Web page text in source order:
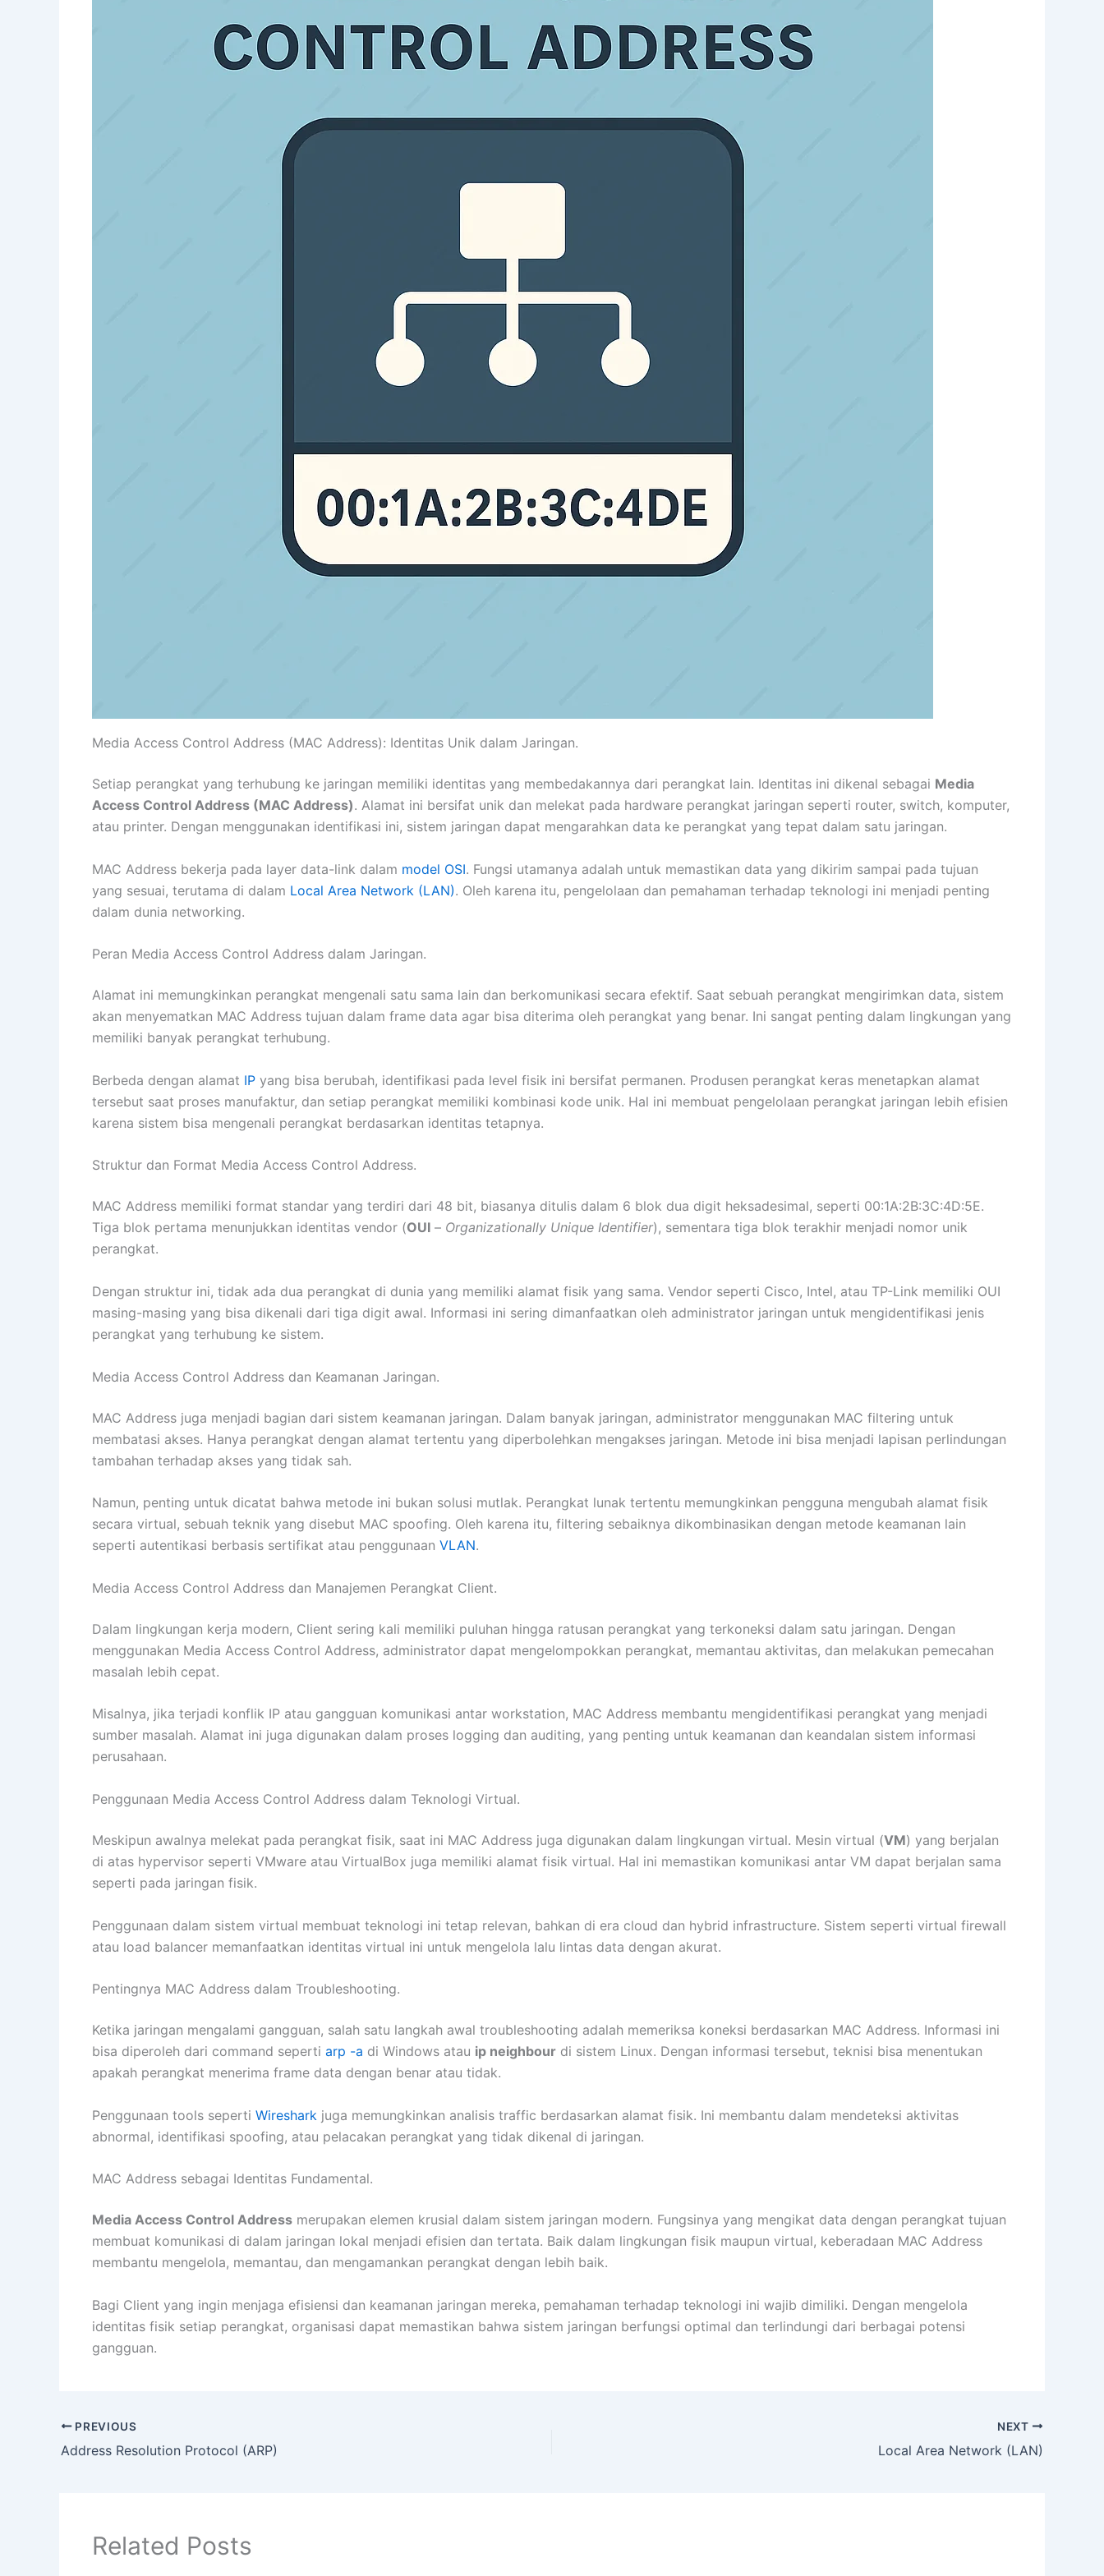
Media Access Control Address (MAC Address): Identitas Unik dalam Jaringan.
Setiap perangkat yang terhubung ke jaringan memiliki identitas yang membedakannya dari perangkat lain. Identitas ini dikenal sebagai Media
Access Control Address (MAC Address). Alamat ini bersifat unik dan melekat pada hardware perangkat jaringan seperti router, switch, komputer,
atau printer. Dengan menggunakan identifikasi ini, sistem jaringan dapat mengarahkan data ke perangkat yang tepat dalam satu jaringan.
MAC Address bekerja pada layer data-link dalam model OSI. Fungsi utamanya adalah untuk memastikan data yang dikirim sampai pada tujuan
yang sesuai, terutama di dalam Local Area Network (LAN). Oleh karena itu, pengelolaan dan pemahaman terhadap teknologi ini menjadi penting
dalam dunia networking.
Peran Media Access Control Address dalam Jaringan.
Alamat ini memungkinkan perangkat mengenali satu sama lain dan berkomunikasi secara efektif. Saat sebuah perangkat mengirimkan data, sistem
akan menyematkan MAC Address tujuan dalam frame data agar bisa diterima oleh perangkat yang benar. Ini sangat penting dalam lingkungan yang
memiliki banyak perangkat terhubung.
Berbeda dengan alamat IP yang bisa berubah, identifikasi pada level fisik ini bersifat permanen. Produsen perangkat keras menetapkan alamat
tersebut saat proses manufaktur, dan setiap perangkat memiliki kombinasi kode unik. Hal ini membuat pengelolaan perangkat jaringan lebih efisien
karena sistem bisa mengenali perangkat berdasarkan identitas tetapnya.
Struktur dan Format Media Access Control Address.
MAC Address memiliki format standar yang terdiri dari 48 bit, biasanya ditulis dalam 6 blok dua digit heksadesimal, seperti 00:1A:2B:3C:4D:5E.
Tiga blok pertama menunjukkan identitas vendor (OUI – Organizationally Unique Identifier), sementara tiga blok terakhir menjadi nomor unik
perangkat.
Dengan struktur ini, tidak ada dua perangkat di dunia yang memiliki alamat fisik yang sama. Vendor seperti Cisco, Intel, atau TP-Link memiliki OUI
masing-masing yang bisa dikenali dari tiga digit awal. Informasi ini sering dimanfaatkan oleh administrator jaringan untuk mengidentifikasi jenis
perangkat yang terhubung ke sistem.
Media Access Control Address dan Keamanan Jaringan.
MAC Address juga menjadi bagian dari sistem keamanan jaringan. Dalam banyak jaringan, administrator menggunakan MAC filtering untuk
membatasi akses. Hanya perangkat dengan alamat tertentu yang diperbolehkan mengakses jaringan. Metode ini bisa menjadi lapisan perlindungan
tambahan terhadap akses yang tidak sah.
Namun, penting untuk dicatat bahwa metode ini bukan solusi mutlak. Perangkat lunak tertentu memungkinkan pengguna mengubah alamat fisik
secara virtual, sebuah teknik yang disebut MAC spoofing. Oleh karena itu, filtering sebaiknya dikombinasikan dengan metode keamanan lain
seperti autentikasi berbasis sertifikat atau penggunaan VLAN.
Media Access Control Address dan Manajemen Perangkat Client.
Dalam lingkungan kerja modern, Client sering kali memiliki puluhan hingga ratusan perangkat yang terkoneksi dalam satu jaringan. Dengan
menggunakan Media Access Control Address, administrator dapat mengelompokkan perangkat, memantau aktivitas, dan melakukan pemecahan
masalah lebih cepat.
Misalnya, jika terjadi konflik IP atau gangguan komunikasi antar workstation, MAC Address membantu mengidentifikasi perangkat yang menjadi
sumber masalah. Alamat ini juga digunakan dalam proses logging dan auditing, yang penting untuk keamanan dan keandalan sistem informasi
perusahaan.
Penggunaan Media Access Control Address dalam Teknologi Virtual.
Meskipun awalnya melekat pada perangkat fisik, saat ini MAC Address juga digunakan dalam lingkungan virtual. Mesin virtual (VM) yang berjalan
di atas hypervisor seperti VMware atau VirtualBox juga memiliki alamat fisik virtual. Hal ini memastikan komunikasi antar VM dapat berjalan sama
seperti pada jaringan fisik.
Penggunaan dalam sistem virtual membuat teknologi ini tetap relevan, bahkan di era cloud dan hybrid infrastructure. Sistem seperti virtual firewall
atau load balancer memanfaatkan identitas virtual ini untuk mengelola lalu lintas data dengan akurat.
Pentingnya MAC Address dalam Troubleshooting.
Ketika jaringan mengalami gangguan, salah satu langkah awal troubleshooting adalah memeriksa koneksi berdasarkan MAC Address. Informasi ini
bisa diperoleh dari command seperti arp -a di Windows atau ip neighbour di sistem Linux. Dengan informasi tersebut, teknisi bisa menentukan
apakah perangkat menerima frame data dengan benar atau tidak.
Penggunaan tools seperti Wireshark juga memungkinkan analisis traffic berdasarkan alamat fisik. Ini membantu dalam mendeteksi aktivitas
abnormal, identifikasi spoofing, atau pelacakan perangkat yang tidak dikenal di jaringan.
MAC Address sebagai Identitas Fundamental.
Media Access Control Address merupakan elemen krusial dalam sistem jaringan modern. Fungsinya yang mengikat data dengan perangkat tujuan
membuat komunikasi di dalam jaringan lokal menjadi efisien dan tertata. Baik dalam lingkungan fisik maupun virtual, keberadaan MAC Address
membantu mengelola, memantau, dan mengamankan perangkat dengan lebih baik.
Bagi Client yang ingin menjaga efisiensi dan keamanan jaringan mereka, pemahaman terhadap teknologi ini wajib dimiliki. Dengan mengelola
identitas fisik setiap perangkat, organisasi dapat memastikan bahwa sistem jaringan berfungsi optimal dan terlindungi dari berbagai potensi
gangguan.
PREVIOUS
Address Resolution Protocol (ARP)
NEXT
Local Area Network (LAN)
Related Posts